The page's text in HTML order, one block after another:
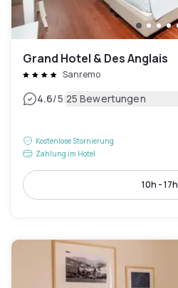
Grand Hotel & Des Anglais
Sanremo
4.6/5|25 Bewertungen
Kostenlose Stornierung
Zahlung im Hotel
10h - 17h